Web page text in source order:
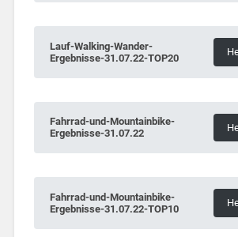
Lauf-Walking-Wander-
Ergebnisse-31.07.22-TOP20
Fahrrad-und-Mountainbike-
Ergebnisse-31.07.22
Fahrrad-und-Mountainbike-
Ergebnisse-31.07.22-TOP10